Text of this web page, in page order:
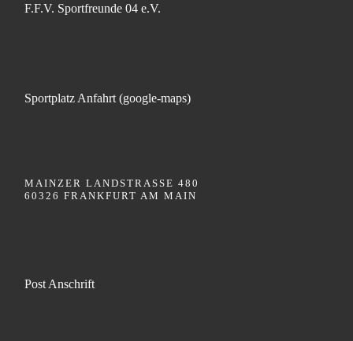
F.F.V. Sportfreunde 04 e.V.
Sportplatz Anfahrt (google-maps)
MAINZER LANDSTRASSE 480
60326 FRANKFURT AM MAIN
Post Anschrift